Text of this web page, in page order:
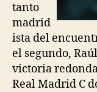
tanto
madrid
ista del
el segundo,
victoria
Real Madrid C